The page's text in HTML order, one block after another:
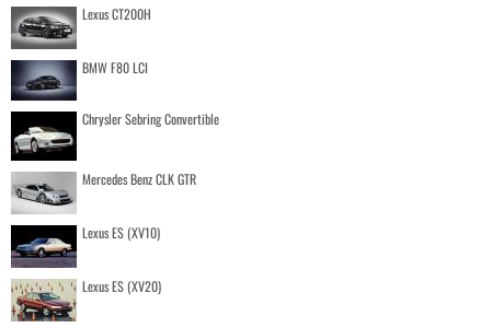
Lexus CT200H
BMW F80 LCI
Chrysler Sebring Convertible
Mercedes Benz CLK GTR
Lexus ES (XV10)
Lexus ES (XV20)